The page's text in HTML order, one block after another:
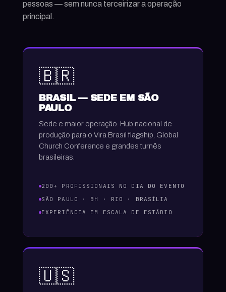
pessoas — sem nunca terceirizar a operação
principal.
🇧🇷
BRASIL — SEDE EM SÃO
PAULO
Sede e maior operação. Hub nacional de
produção para o Vira Brasil flagship, Global
Church Conference e grandes turnês
brasileiras.
200+ PROFISSIONAIS NO DIA DO EVENTO
SÃO PAULO · BH · RIO · BRASÍLIA
EXPERIÊNCIA EM ESCALA DE ESTÁDIO
🇺🇸